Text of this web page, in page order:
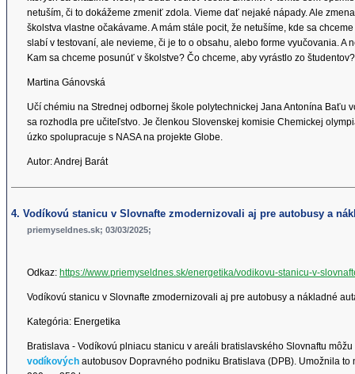
netuším, či to dokážeme zmeniť zdola. Vieme dať nejaké nápady. Ale
školstva vlastne očakávame. A mám stále pocit, že netušíme, kde sa
slabí v testovaní, ale nevieme, či je to o obsahu, alebo forme vyučovania.
Kam sa chceme posunúť v školstve? Čo chceme, aby vyrástlo zo
Martina Gánovská
Učí chémiu na Strednej odbornej škole polytechnickej Jana Antonína Baťu
sa rozhodla pre učiteľstvo. Je členkou Slovenskej komisie Chemickej
úzko spolupracuje s NASA na projekte Globe.
Autor: Andrej Barát
4. Vodíkovú stanicu v Slovnafte zmodernizovali aj pre autobusy a
priemyseldnes.sk; 03/03/2025;
Odkaz: https://www.priemyseldnes.sk/energetika/vodikovu-stanicu-v-
Vodíkovú stanicu v Slovnafte zmodernizovali aj pre autobusy a nákladné
Kategória: Energetika
Bratislava - Vodíkovú plniacu stanicu v areáli bratislavského Slovnaftu
vodíkových autobusov Dopravného podniku Bratislava (DPB). Umožnila